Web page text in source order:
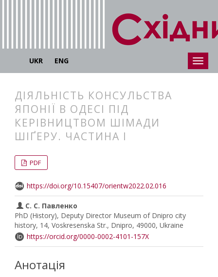
UKR ENG
ДІЯЛЬНІСТЬ КОНСУЛЬСТВА
ЯПОНІЇ В ОДЕСІ ПІД
КЕРІВНИЦТВОМ ШІМАДИ
ШІҐЕРУ. ЧАСТИНА І
PDF
https://doi.org/10.15407/orientw2022.02.016
С. С. Павленко
PhD (History), Deputy Director Museum of Dnipro city
history, 14, Voskresenska Str., Dnipro, 49000, Ukraine
https://orcid.org/0000-0002-4101-157X
Анотація